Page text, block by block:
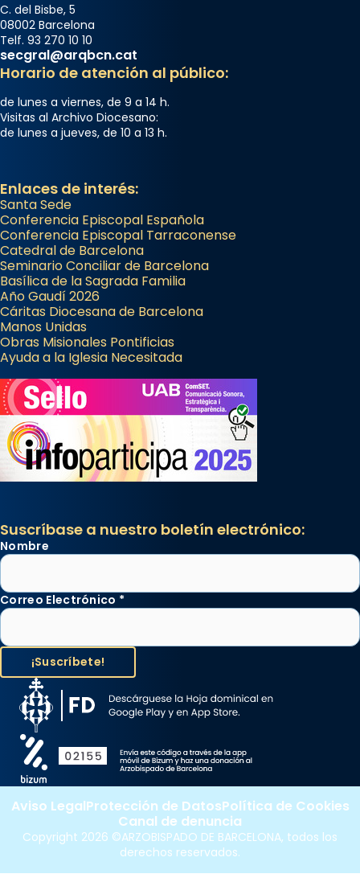
C. del Bisbe, 5
08002 Barcelona
Telf. 93 270 10 10
secgral@arqbcn.cat
Horario de atención al público:
de lunes a viernes, de 9 a 14 h.
Visitas al Archivo Diocesano:
de lunes a jueves, de 10 a 13 h.
Enlaces de interés:
Santa Sede
Conferencia Episcopal Española
Conferencia Episcopal Tarraconense
Catedral de Barcelona
Seminario Conciliar de Barcelona
Basílica de la Sagrada Familia
Año Gaudí 2026
Cáritas Diocesana de Barcelona
Manos Unidas
Obras Misionales Pontificias
Ayuda a la Iglesia Necesitada
Suscríbase a nuestro boletín electrónico:
Nombre
Correo Electrónico *
Copyright 2026 ©ARZOBISPADO DE BARCELONA, todos los
derechos reservados.
Aviso LegalProtección de DatosPolítica de Cookies
Canal de denuncia